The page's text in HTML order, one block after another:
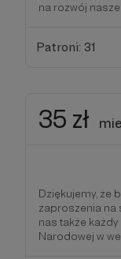
na rozwój
Patroni: 31
35 zł
Dziękujemy, że
zaproszenia na
nas także
Narodowej w